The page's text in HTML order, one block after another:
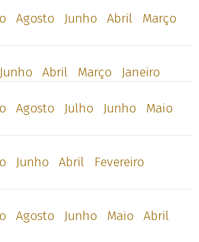
Agosto Junho Abril
Março
Junho Abril Março
Janeiro
Agosto Julho Junho
Maio
Junho Abril
Fevereiro
Agosto Junho Maio
Abril